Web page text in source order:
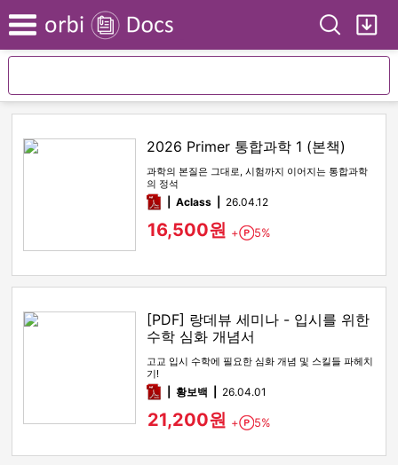
Menu Search
2026 Primer 통합과학 1 (본책)
과학의 본질은 그대로, 시험까지 이어지는 통합과학
의 정석
pdfAclass 26.04.12
16,500원 + Point
5%
[PDF] 랑데뷰 세미나 - 입시를 위한
수학 심화 개념서
고교 입시 수학에 필요한 심화 개념 및 스킬들 파헤치
기!
pdf황보백 26.04.01
21,200원 + Point
5%